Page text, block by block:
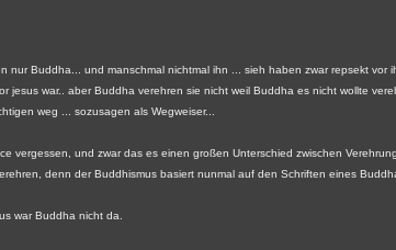
nur Buddha... und manschmal nichtmal ihn ... sieh haben zwar repsekt
jesus war.. aber Buddha verehren sie nicht weil Buddha es nicht wollte
weg ... sozusagen als Wegweiser...
vergessen, und zwar das es einen großen Unterschied zwischen
denn der Buddhismus basiert nunmal auf den Schriften eines
war Buddha nicht da.